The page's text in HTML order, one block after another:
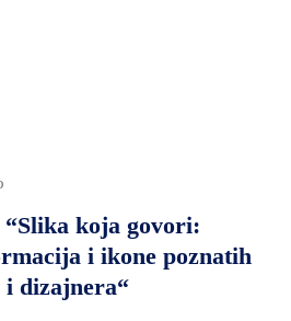
koja govori:
i ikone poznatih
dizajnera“